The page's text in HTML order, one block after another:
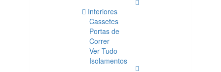
Interiores
Cassetes
Portas de
Correr
Ver Tudo
Isolamentos